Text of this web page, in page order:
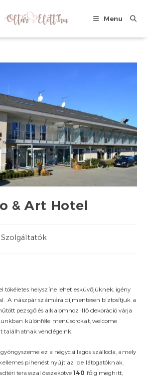
Menu
& Art Hotel
Szolgáltatók
tökéletes helyszíne lehet esküvőjüknek, igény
A nászpár számára díjmentesen biztosítjuk a
pezsgő és alkalomhoz illő dekoráció várja
különféle menüsorokat, welcome
találhatnak vendégeink.
ez a négycsillagos szálloda, amely
pihenést nyújt az ide látogatóknak.
terasszal összekötve140 főig meghitt,